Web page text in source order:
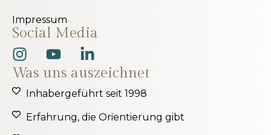
Impressum
Social Media
Was uns auszeichnet
Inhabergeführt seit 1998
Erfahrung, die Orientierung gibt